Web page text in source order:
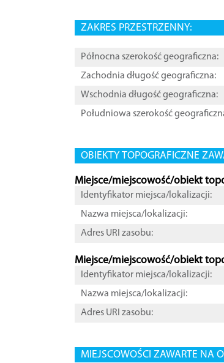
ZAKRES PRZESTRZENNY:
Północna szerokość geograficzna:
Zachodnia długość geograficzna:
Wschodnia długość geograficzna:
Południowa szerokość
OBIEKTY TOPOGRAFICZNE
Miejsce/miejscowość/obiekt
Identyfikator miejsca/lokalizacji:
Nazwa miejsca/lokalizacji:
Adres URI zasobu:
Miejsce/miejscowość/obiekt
Identyfikator miejsca/lokalizacji:
Nazwa miejsca/lokalizacji:
Adres URI zasobu:
MIEJSCOWOŚCI ZAWARTE NA